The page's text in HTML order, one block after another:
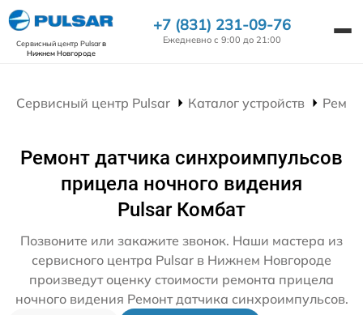
Сервисный центр Pulsarв
Нижнем Новгороде
+7 (831) 231-09-76
Ежедневно с 9:00 до 21:00
Сервисный центр Pulsar Каталог устройств
Ремонт датчика синхроимпульсов
прицела ночного видения
Pulsar Комбат
Позвоните или закажите звонок. Наши мастера из
сервисного центра Pulsar в Нижнем Новгороде
произведут оценку стоимости ремонта прицела
ночного видения Ремонт датчика синхроимпульсов.